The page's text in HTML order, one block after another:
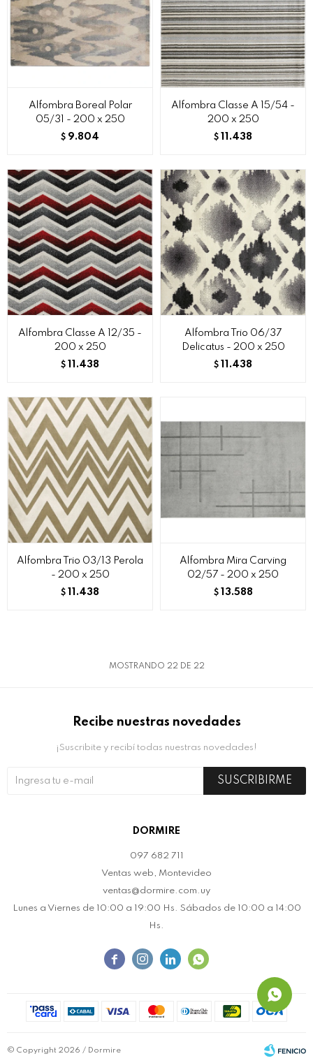
Alfombra Boreal Polar
05/31 - 200 x 250
$ 9.804
Alfombra Classe A 15/54 -
200 x 250
$ 11.438
Alfombra Classe A 12/35 -
200 x 250
$ 11.438
Alfombra Trio 06/37
Delicatus - 200 x 250
$ 11.438
Alfombra Trio 03/13 Perola
- 200 x 250
$ 11.438
Alfombra Mira Carving
02/57 - 200 x 250
$ 13.588
MOSTRANDO 22 DE 22
DORMIRE
097 682 711
Ventas web, Montevideo
ventas@dormire.com.uy
Lunes a Viernes de 10:00 a 19:00 Hs. Sábados de 10:00 a 14:00
Hs.
   
Recibe nuestras novedades
¡Suscribite y recibí todas nuestras novedades!
SUSCRIBIRME
© Copyright 2026 / Dormire